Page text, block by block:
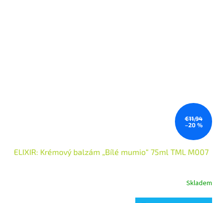
€11,94
–20 %
ELIXIR: Krémový balzám „Bílé mumio“ 75ml TML M007
Skladem